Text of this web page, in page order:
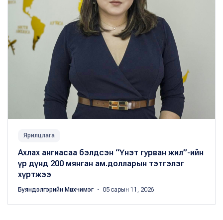
Ярилцлага
Ахлах ангиасаа бэлдсэн “Үнэт гурван жил”-ийн
үр дүнд 200 мянган ам.долларын тэтгэлэг
хүртжээ
Буяндэлгэрийн Мөнхчимэг ・ 05 сарын 11, 2026